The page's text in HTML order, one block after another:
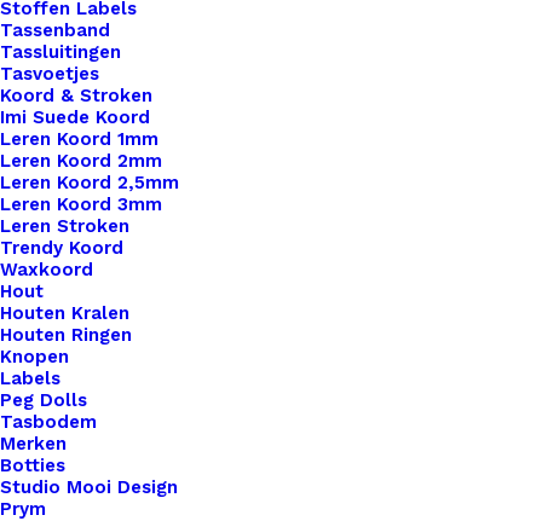
Stoffen Labels
Tassenband
Tassluitingen
Tasvoetjes
Koord & Stroken
Imi Suede Koord
Leren Koord 1mm
Leren Koord 2mm
Leren Koord 2,5mm
Leren Koord 3mm
Leren Stroken
Trendy Koord
Waxkoord
Hout
Houten Kralen
Houten Ringen
Knopen
Labels
Peg Dolls
Tasbodem
Merken
Botties
Studio Mooi Design
Prym
Toevoegen aan verlanglijst
Artikelnummer
Categorie
Binnen 1-3 werkdagen verzonden
Veilig betalen